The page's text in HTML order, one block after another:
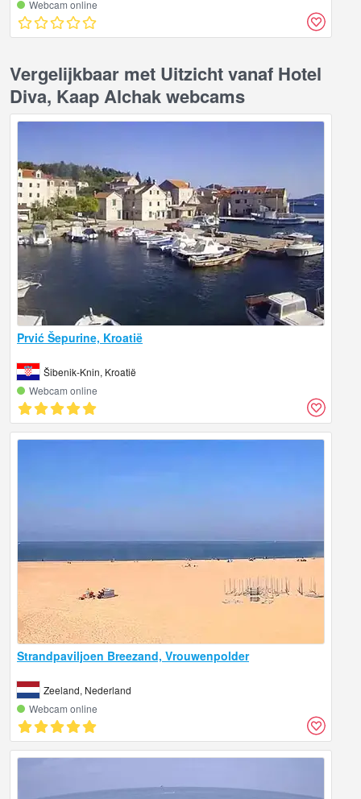
Webcam online
Vergelijkbaar met Uitzicht vanaf Hotel
Diva, Kaap Alchak webcams
Prvić Šepurine, Kroatië
Šibenik-Knin, Kroatië
Webcam online
Strandpaviljoen Breezand, Vrouwenpolder
Zeeland, Nederland
Webcam online